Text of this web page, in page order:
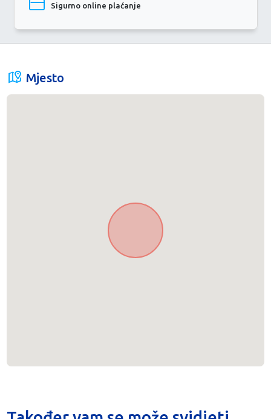
Sigurno online plaćanje
Mjesto